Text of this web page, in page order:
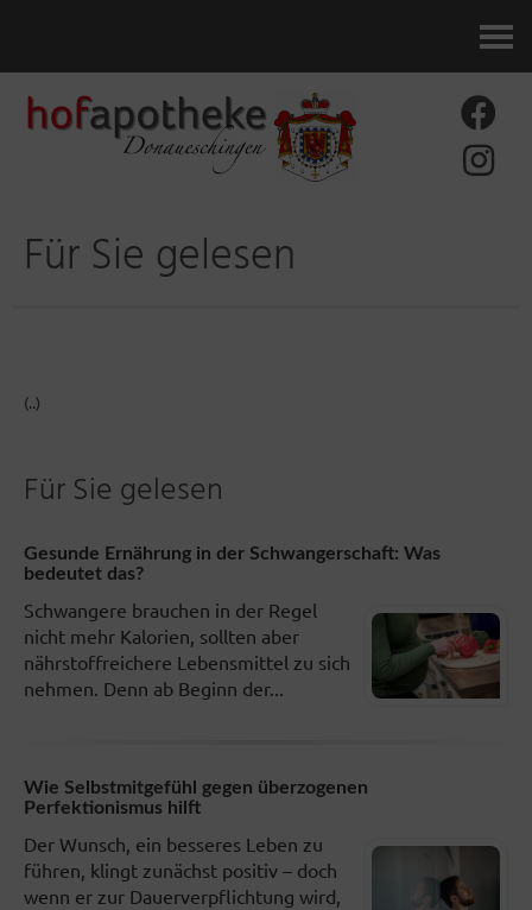
Für Sie gelesen
(..)
Für Sie gelesen
Gesunde Ernährung in der Schwangerschaft: Was
bedeutet das?
Schwangere brauchen in der Regel
nicht mehr Kalorien, sollten aber
nährstoffreichere Lebensmittel zu sich
nehmen. Denn ab Beginn der...
Wie Selbstmitgefühl gegen überzogenen
Perfektionismus hilft
Der Wunsch, ein besseres Leben zu
führen, klingt zunächst positiv – doch
wenn er zur Dauerverpflichtung wird,